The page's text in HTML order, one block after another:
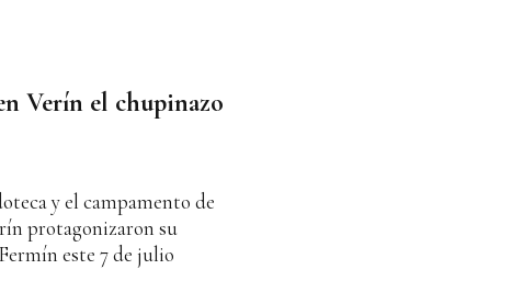
Verín el chupinazo
y el campamento de
protagonizaron su
este 7 de julio